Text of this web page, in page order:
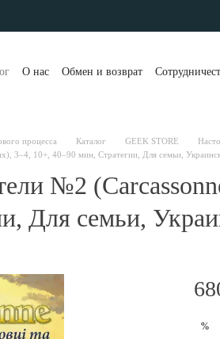
О нас Обмен и возврат
процесса Каталог GEEK STORE
3–4, 10+, 40–90 мин, Стратегии, Для семьи,
№2
Для семьи,
%